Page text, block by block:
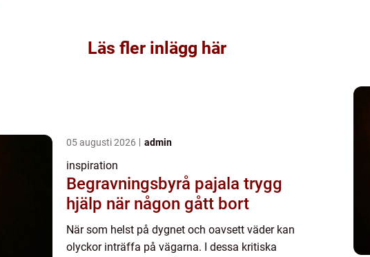
Läs fler inlägg här
05 augusti 2026 admin
inspiration
Begravningsbyrå pajala trygg
hjälp när någon gått bort
När som helst på dygnet och oavsett väder kan
olyckor inträffa på vägarna. I dessa kritiska